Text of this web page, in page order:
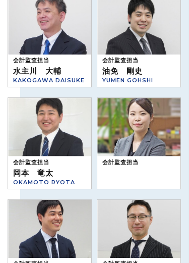
会計監査担当
水主川 大輔
KAKOGAWA DAISUKE
会計監査担当
油免 剛史
YUMEN GOHSHI
会計監査担当
岡本 竜太
OKAMOTO RYOTA
会計監査担当